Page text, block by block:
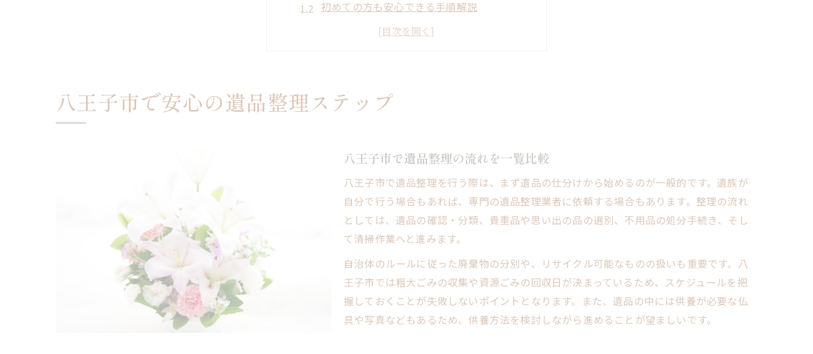
初めての方も安心できる手順解説
遺品整理で気をつけたい注意ポイント
遺品整理を始めるなら八王子市の流れ解説
八王子市遺品整理の全体フローまとめ
八王子市で必要な書類と準備物
家財整理業者選びの基本ポイント
遺品整理依頼時の注意点を徹底解説
安心して任せる遺品整理業者の選び方
八王子遺品整理業者の比較ポイント
評判の良い業者を見極めるコツ
遺品整理八王子市で安心な依頼先
遺品整理士在籍業者の特徴とは
東花堂お葬式と遺品整理の連携例
八王子市で安心の遺品整理ステップ
八王子市で遺品整理の流れを一覧比較
八王子市で遺品整理を行う際は、まず遺品の仕分けから始めるのが一般的です。遺族が
自分で行う場合もあれば、専門の遺品整理業者に依頼する場合もあります。整理の流れ
としては、遺品の確認・分類、貴重品や思い出の品の選別、不用品の処分手続き、そし
て清掃作業へと進みます。
自治体のルールに従った廃棄物の分別や、リサイクル可能なものの扱いも重要です。八
王子市では粗大ごみの収集や資源ごみの回収日が決まっているため、スケジュールを把
握しておくことが失敗しないポイントとなります。また、遺品の中には供養が必要な仏
具や写真などもあるため、供養方法を検討しながら進めることが望ましいです。